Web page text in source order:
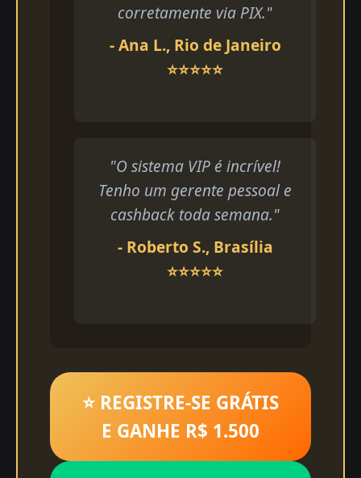
corretamente via PIX."
- Ana L., Rio de Janeiro
⭐⭐⭐⭐⭐
"O sistema VIP é incrível!
Tenho um gerente pessoal e
cashback toda semana."
- Roberto S., Brasília
⭐⭐⭐⭐⭐
⭐ REGISTRE-SE GRÁTIS
E GANHE R$ 1.500